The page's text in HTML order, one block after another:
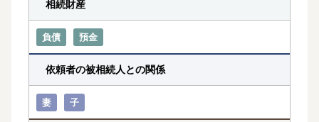
相続財産
負債 預金
依頼者の被相続人との関係
妻 子